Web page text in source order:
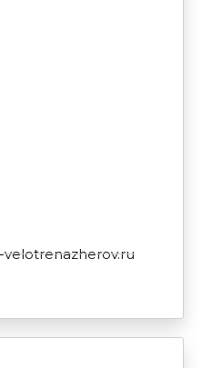
velotrenazherov.ru